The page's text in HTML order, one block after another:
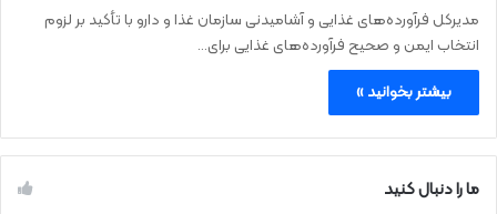
مدیرکل فرآورده‌های غذایی و آشامیدنی سازمان غذا و دارو با تأکید بر لزوم
انتخاب ایمن و صحیح فرآورده‌های غذایی برای…
بیشتر بخوانید »
ما را دنبال کنید